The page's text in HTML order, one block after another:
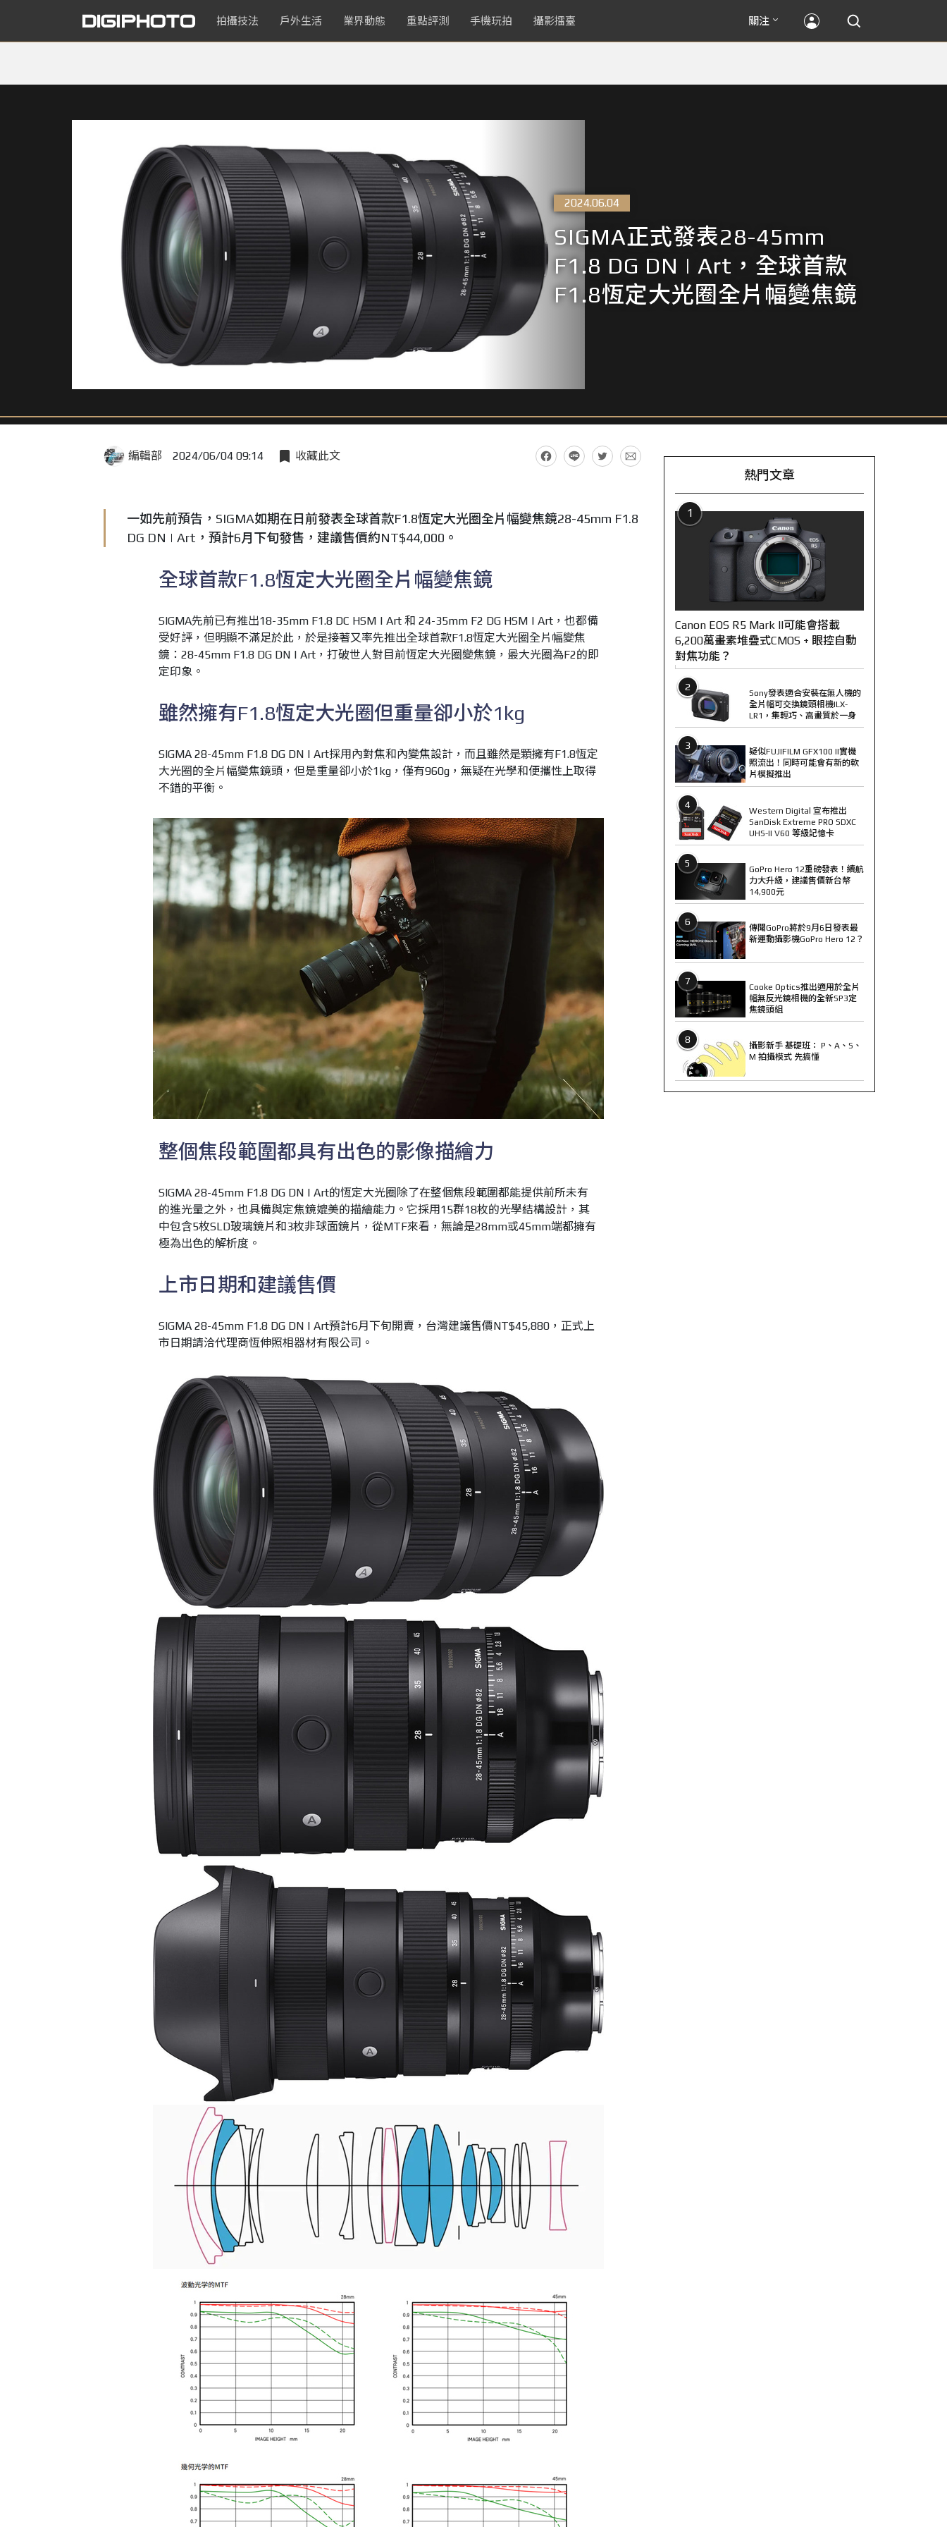
拍攝技法 戶外生活 業界動態 重點評測 手機玩拍 攝影擂臺 關注
2024.06.04
SIGMA正式發表28-45mm
F1.8 DG DN | Art，全球首款
F1.8恆定大光圈全片幅變焦鏡
編輯部 2024/06/04 09:14 收藏此文
一如先前預告，SIGMA如期在日前發表全球首款F1.8恆定大光圈全片幅變焦鏡28-45mm F1.8
DG DN | Art，預計6月下旬發售，建議售價約NT$44,000。
全球首款F1.8恆定大光圈全片幅變焦鏡
SIGMA先前已有推出18-35mm F1.8 DC HSM | Art 和 24-35mm F2 DG HSM | Art，也都備
受好評，但明顯不滿足於此，於是接著又率先推出全球首款F1.8恆定大光圈全片幅變焦
鏡：28-45mm F1.8 DG DN | Art，打破世人對目前恆定大光圈變焦鏡，最大光圈為F2的即
定印象。
雖然擁有F1.8恆定大光圈但重量卻小於1kg
SIGMA 28-45mm F1.8 DG DN | Art採用內對焦和內變焦設計，而且雖然是顆擁有F1.8恆定
大光圈的全片幅變焦鏡頭，但是重量卻小於1kg，僅有960g，無疑在光學和便攜性上取得
不錯的平衡。
整個焦段範圍都具有出色的影像描繪力
SIGMA 28-45mm F1.8 DG DN | Art的恆定大光圈除了在整個焦段範圍都能提供前所未有
的進光量之外，也具備與定焦鏡媲美的描繪能力。它採用15群18枚的光學結構設計，其
中包含5枚SLD玻璃鏡片和3枚非球面鏡片，從MTF來看，無論是28mm或45mm端都擁有
極為出色的解析度。
上市日期和建議售價
SIGMA 28-45mm F1.8 DG DN | Art預計6月下旬開賣，台灣建議售價NT$45,880，正式上
市日期請洽代理商恆伸照相器材有限公司。
熱門文章
1
Canon EOS R5 Mark II可能會搭載
6,200萬畫素堆疊式CMOS + 眼控自動
對焦功能？
2
Sony發表適合安裝在無人機的
全片幅可交換鏡頭相機ILX-
LR1，集輕巧、高畫質於一身
3
疑似FUJIFILM GFX100 II實機
照流出！同時可能會有新的軟
片模擬推出
4
Western Digital 宣布推出
SanDisk Extreme PRO SDXC
UHS-II V60 等級記憶卡
5
GoPro Hero 12重磅發表！續航
力大升級，建議售價新台幣
14,900元
6
傳聞GoPro將於9月6日發表最
新運動攝影機GoPro Hero 12？
7
Cooke Optics推出適用於全片
幅無反光鏡相機的全新SP3定
焦鏡頭組
8
攝影新手 基礎班： P、A、S、
M 拍攝模式 先搞懂